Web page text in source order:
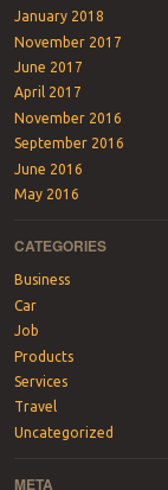
January 2018
November 2017
June 2017
April 2017
November 2016
September 2016
June 2016
May 2016
CATEGORIES
Business
Car
Job
Products
Services
Travel
Uncategorized
META